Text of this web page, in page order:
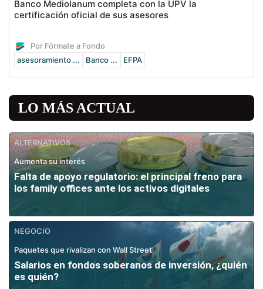
Banco Mediolanum completa con la UPV la
certificación oficial de sus asesores
Por Fórmate a Fondo
asesoramiento ...
Banco ... EFPA
LO MÁS ACTUAL
ALTERNATIVOS
Aumenta su interés
Falta de apoyo regulatorio: el principal freno para
los family offices ante los activos digitales
NEGOCIO
Paquetes que rivalizan con Wall Street
Salarios en fondos soberanos de inversión, ¿quién
es quién?